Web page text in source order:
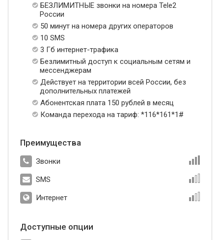
БЕЗЛИМИТНЫЕ звонки на номера Tele2
России
50 минут на номера других операторов
10 SMS
3 Гб интернет-трафика
Безлимитный доступ к социальным сетям и
мессенджерам
Действует на территории всей России, без
дополнительных платежей
Абонентская плата 150 рублей в месяц
Команда перехода на тариф: *116*161*1#
Преимущества
Звонки
SMS
Интернет
Доступные опции